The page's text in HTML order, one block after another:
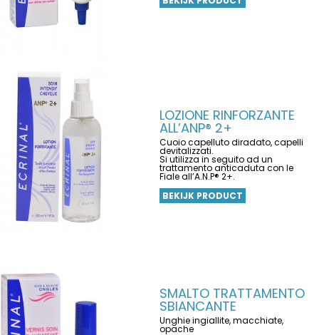
LOZIONE RINFORZANTE
ALL’ANP® 2+
Cuoio capelluto diradato, capelli
devitalizzati.
Si utilizza in seguito ad un
trattamento anticaduta con le
Fiale all’A.N.P® 2+.
BEKIJK PRODUCT
SMALTO TRATTAMENTO
SBIANCANTE
Unghie ingiallite, macchiate,
opache